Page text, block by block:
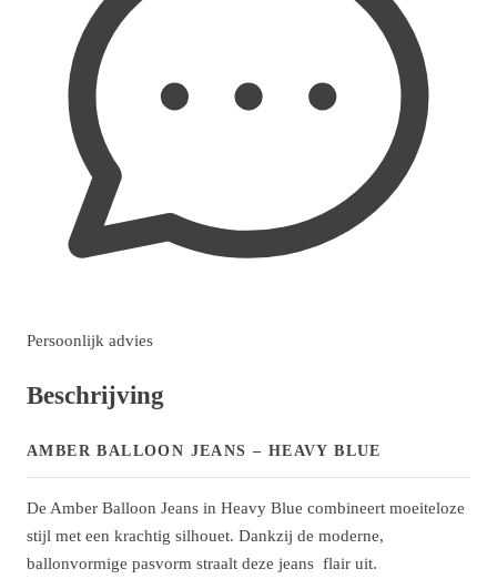
Persoonlijk advies
Beschrijving
AMBER BALLOON JEANS – HEAVY BLUE
De Amber Balloon Jeans in Heavy Blue combineert moeiteloze
stijl met een krachtig silhouet. Dankzij de moderne,
ballonvormige pasvorm straalt deze jeans flair uit.